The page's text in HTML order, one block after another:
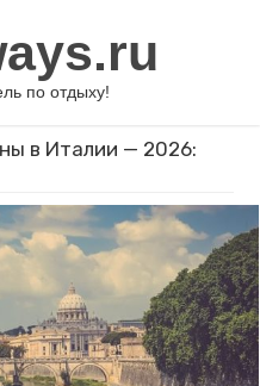
по отдыху!
в Италии — 2026: